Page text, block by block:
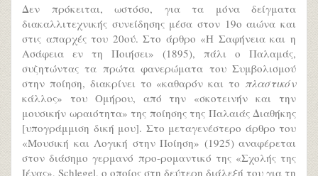
Δεν πρόκειται, ωστόσο, για τα μόνα δείγματα
διακαλλιτεχνικής συνείδησης μέσα στον 19ο αιώνα και
στις απαρχές του 20ού. Στο άρθρο «Η Σαφήνεια και η
Ασάφεια εν τη Ποιήσει» (1895), πάλι ο Παλαμάς,
συζητώντας τα πρώτα φανερώματα του Συμβολισμού
στην ποίηση, διακρίνει το «καθαρόν και το πλαστικόν
κάλλος» του Ομήρου, από την «σκοτεινήν και την
μουσικήν ωραιότητα» της ποίησης της Παλαιάς Διαθήκης
[υπογράμμιση δική μου]. Στο μεταγενέστερο άρθρο του
«Μουσική και Λογική στην Ποίηση» (1925) αναφέρεται
στον διάσημο γερμανό προ-ρομαντικό της «Σχολής της
Ιένας», Schlegel, ο οποίος στη δεύτερη διάλεξή του για τη